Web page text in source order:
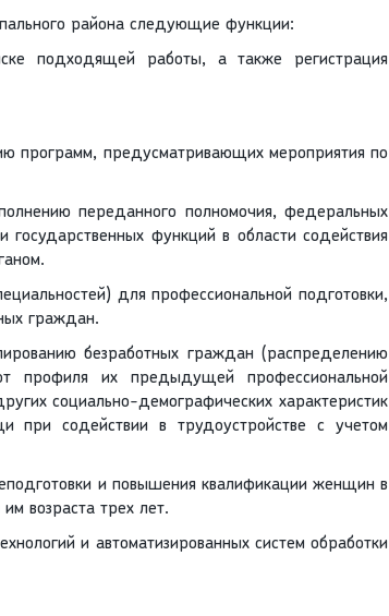
района следующие функции:
подходящей работы, а также регистрация
программ, предусматривающих мероприятия по
переданного полномочия, федеральных
государственных функций в области содействия
для профессиональной подготовки,
граждан.
безработных граждан (распределению
профиля их предыдущей профессиональной
социально-демографических характеристик
при содействии в трудоустройстве с учетом
и повышения квалификации женщин в
возраста трех лет.
и автоматизированных систем обработки